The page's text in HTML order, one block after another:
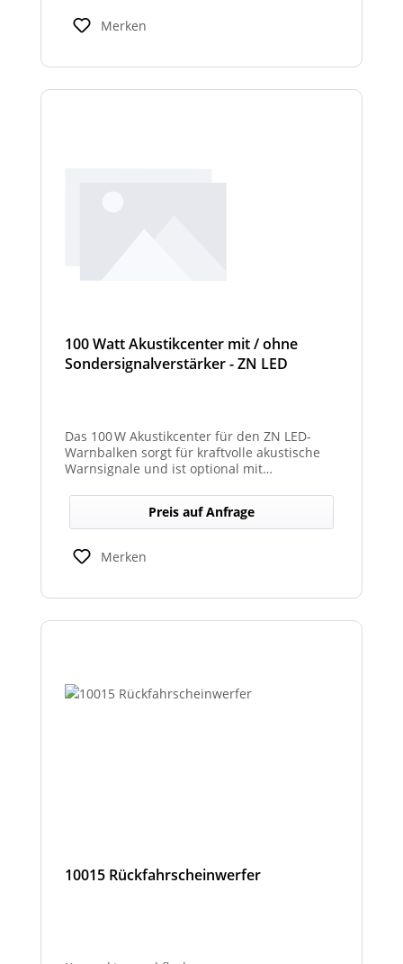
Merken
100 Watt Akustikcenter mit / ohne
Sondersignalverstärker - ZN LED
Das 100 W Akustikcenter für den ZN LED-
Warnbalken sorgt für kraftvolle akustische
Warnsignale und ist optional mit
erhältlich.
Preis auf Anfrage
Merken
10015 Rückfahrscheinwerfer